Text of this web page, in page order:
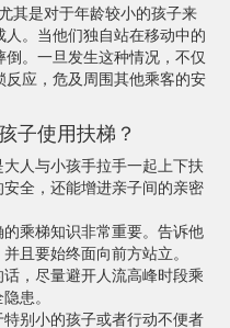
其是对于年龄较小的孩子来
。当他们独自站在移动中的
。一旦发生这种情况，不仅
应，危及周围其他乘客的安
子使用扶梯？
大人与小孩手拉手一起上下扶
全，还能增进亲子间的亲密
乘梯知识非常重要。告诉他
且要始终面向前方站立。
，尽量避开人流高峰时段乘
患。
特别小的孩子或者行动不便者